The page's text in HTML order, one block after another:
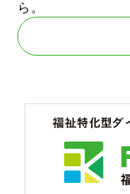
ら。